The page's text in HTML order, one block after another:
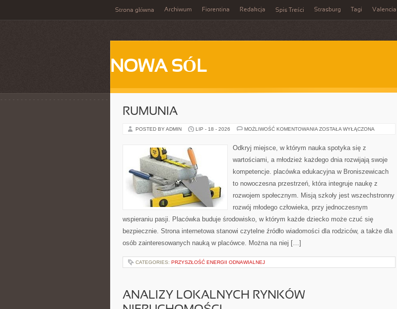
Strona główna Archiwum Fiorentina Redakcja Spis Treści Strasburg Tagi Valencia
NOWA SÓL
RUMUNIA
POSTED BY ADMIN LIP - 18 - 2026 MOŻLIWOŚĆ KOMENTOWANIA RUMUNIA
ZOSTAŁA WYŁĄCZONA
Odkryj miejsce, w którym nauka spotyka się z
wartościami, a młodzież każdego dnia rozwijają swoje
kompetencje. placówka edukacyjna w Broniszewicach
to nowoczesna przestrzeń, która integruje naukę z
rozwojem społecznym. Misją szkoły jest wszechstronny
rozwój młodego człowieka, przy jednoczesnym
wspieraniu pasji. Placówka buduje środowisko, w którym każde dziecko może czuć się
bezpiecznie. Strona internetowa stanowi czytelne źródło wiadomości dla rodziców, a także dla
osób zainteresowanych nauką w placówce. Można na niej […]
CATEGORIES: PRZYSZŁOŚĆ ENERGII ODNAWIALNEJ
ANALIZY LOKALNYCH RYNKÓW